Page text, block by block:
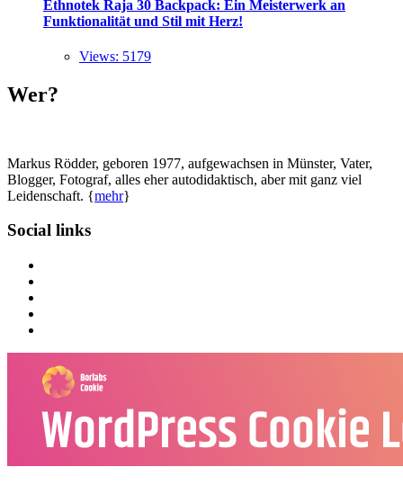
Ethnotek Raja 30 Backpack: Ein Meisterwerk an
Funktionalität und Stil mit Herz!
Views: 5179
Wer?
Markus Rödder, geboren 1977, aufgewachsen in Münster, Vater,
Blogger, Fotograf, alles eher autodidaktisch, aber mit ganz viel
Leidenschaft. {mehr}
Social links